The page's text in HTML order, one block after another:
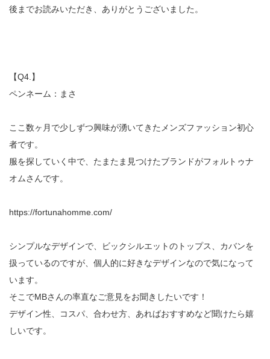
後までお読みいただき、ありがとうございました。
【Q4.】
ペンネーム：まさ
ここ数ヶ月で少しずつ興味が湧いてきたメンズファッション初心
者です。
服を探していく中で、たまたま見つけたブランドがフォルトゥナ
オムさんです。
https://fortunahomme.com/
シンプルなデザインで、ビックシルエットのトップス、カバンを
扱っているのですが、個人的に好きなデザインなので気になって
います。
そこでMBさんの率直なご意見をお聞きしたいです！
デザイン性、コスパ、合わせ方、あればおすすめなど聞けたら嬉
しいです。